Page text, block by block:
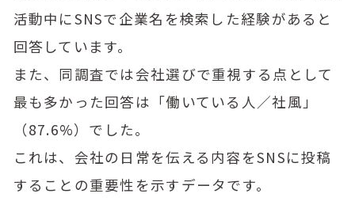
活動中にSNSで企業名を検索した経験があると
回答しています。
また、同調査では会社選びで重視する点として
最も多かった回答は「働いている人／社風」
（87.6%）でした。
これは、会社の日常を伝える内容をSNSに投稿
することの重要性を示すデータです。